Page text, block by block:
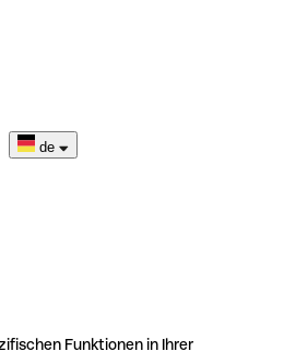
de
Funktionen in Ihrer